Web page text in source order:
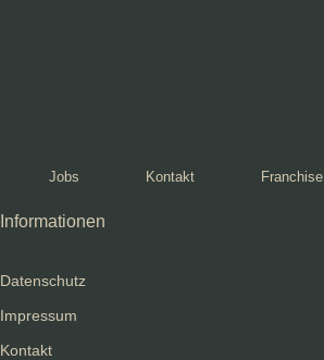
Jobs Kontakt Franchise
Informationen
Datenschutz
Impressum
Kontakt